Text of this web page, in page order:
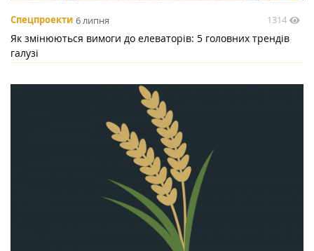
Спецпроекти 6 липня 1314
Як змінюються вимоги до елеваторів: 5 головних трендів
галузі